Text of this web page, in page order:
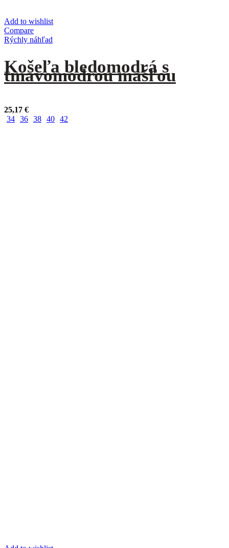
Add to wishlist
Compare
Rýchly náhľad
Košeľa bledomodrá s
tmavomodrou mašľou
25,17 €
34 36 38 40 42